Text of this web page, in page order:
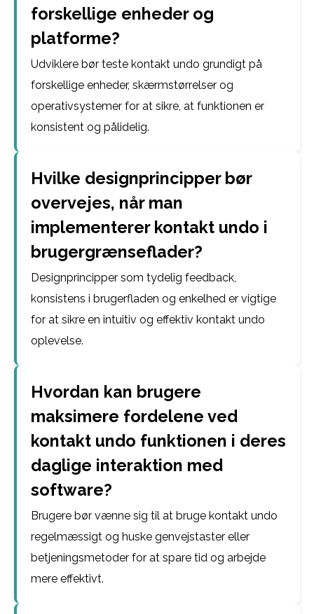
forskellige enheder og
platforme?
Udviklere bør teste kontakt undo grundigt på
forskellige enheder, skærmstørrelser og
operativsystemer for at sikre, at funktionen er
konsistent og pålidelig.
Hvilke designprincipper bør
overvejes, når man
implementerer kontakt undo i
brugergrænseflader?
Designprincipper som tydelig feedback,
konsistens i brugerfladen og enkelhed er vigtige
for at sikre en intuitiv og effektiv kontakt undo
oplevelse.
Hvordan kan brugere
maksimere fordelene ved
kontakt undo funktionen i deres
daglige interaktion med
software?
Brugere bør vænne sig til at bruge kontakt undo
regelmæssigt og huske genvejstaster eller
betjeningsmetoder for at spare tid og arbejde
mere effektivt.